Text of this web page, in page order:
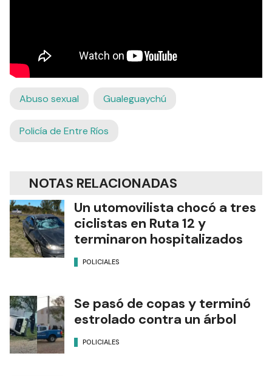
Abuso sexual Gualeguaychú
Policía de Entre Ríos
NOTAS RELACIONADAS
Un utomovilista chocó a tres
ciclistas en Ruta 12 y
terminaron hospitalizados
POLICIALES
Se pasó de copas y terminó
estrolado contra un árbol
POLICIALES